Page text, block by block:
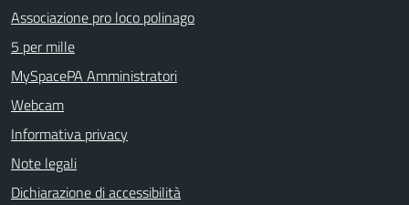
Associazione pro loco polinago
5 per mille
MySpacePA Amministratori
Webcam
Informativa privacy
Note legali
Dichiarazione di accessibilità